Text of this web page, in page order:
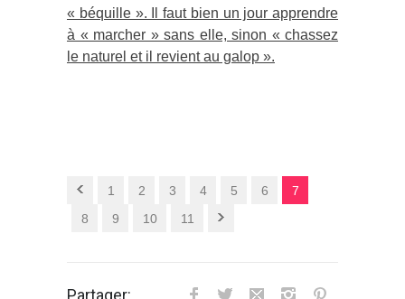
« béquille ». Il faut bien un jour apprendre
à « marcher » sans elle, sinon « chassez
le naturel et il revient au galop ».
1 2 3 4 5 6
7
8
9 10 11
Partager: